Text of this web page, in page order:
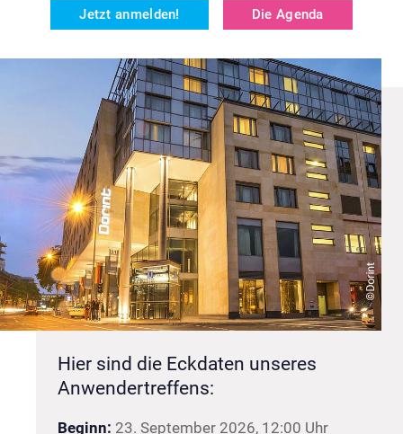
Jetzt anmelden! Die Agenda
Hier sind die Eckdaten unseres
Anwendertreffens:
Beginn: 23. September 2026, 12:00 Uhr